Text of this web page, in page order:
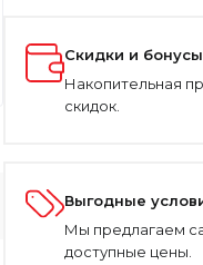
Скидки и бонусы
Накопительная
скидок.
Выгодные
Мы предлагаем
доступные цены.